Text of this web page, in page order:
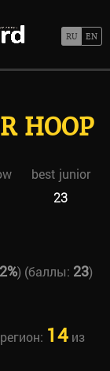
HOOP
best junior
23
) (баллы: 23)
14из